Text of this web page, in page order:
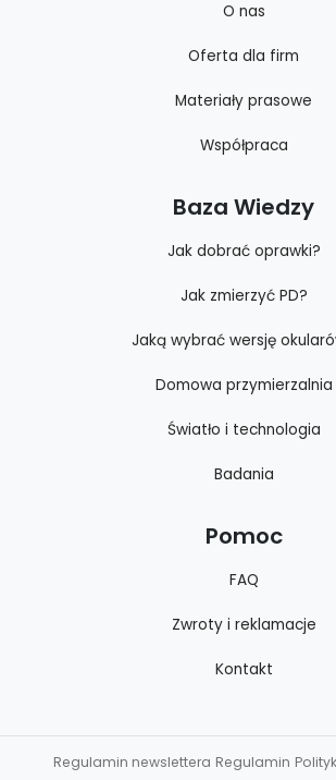
O nas
Oferta dla firm
Materiały prasowe
Współpraca
Baza Wiedzy
Jak dobrać oprawki?
Jak zmierzyć PD?
Jaką wybrać wersję
Domowa przymierzalnia
Światło i technologia
Badania
Pomoc
FAQ
Zwroty i reklamacje
Kontakt
Regulamin newslettera Regulamin